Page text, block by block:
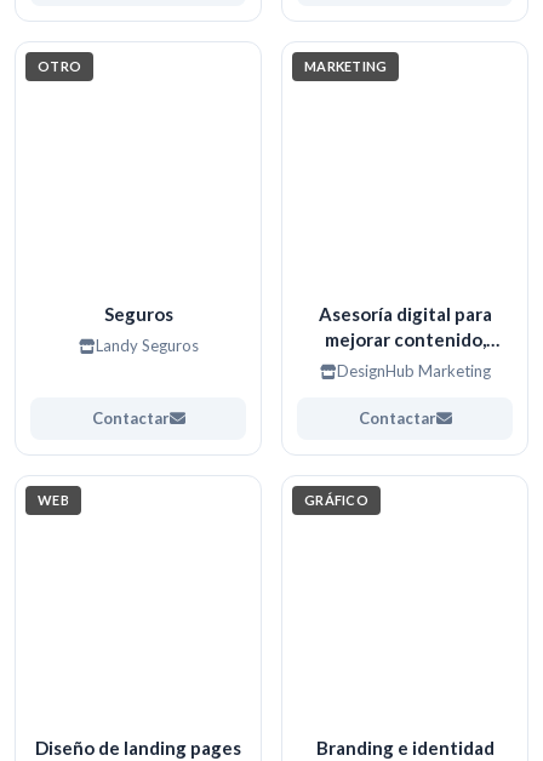
OTRO
Seguros
Landy Seguros
Contactar
MARKETING
Asesoría digital para
mejorar contenido,
imagen y estrategia
DesignHub Marketing
Contactar
WEB
Diseño de landing pages
GRÁFICO
Branding e identidad